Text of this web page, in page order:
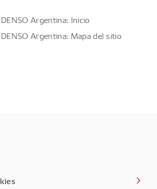
Argentina: Inicio
Argentina: Mapa del sitio